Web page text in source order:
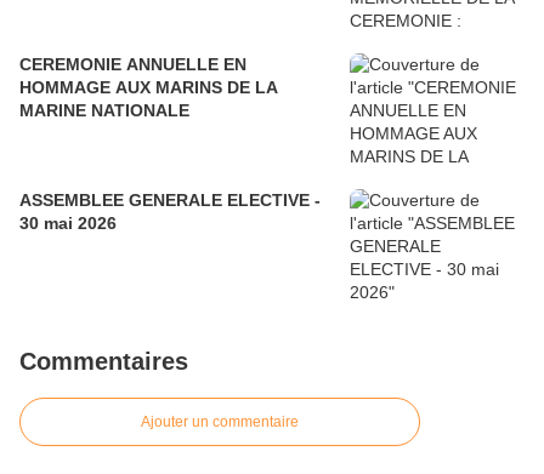
CEREMONIE ANNUELLE EN
HOMMAGE AUX MARINS DE LA
MARINE NATIONALE
ASSEMBLEE GENERALE ELECTIVE -
30 mai 2026
Commentaires
Ajouter un commentaire